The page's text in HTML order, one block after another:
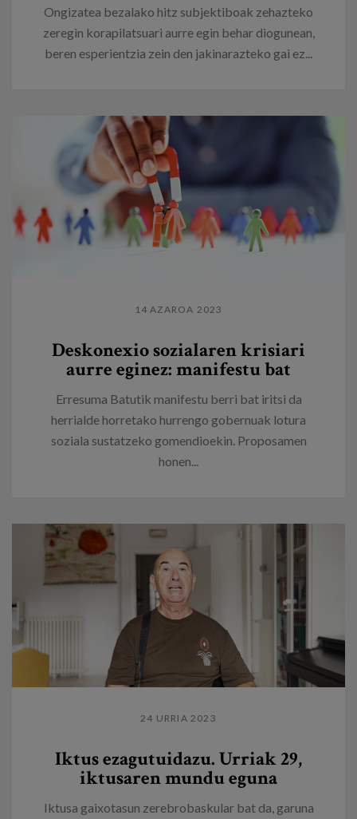
Ongizatea bezalako hitz subjektiboak zehazteko
zeregin korapilatsuari aurre egin behar diogunean,
beren esperientzia zein den jakinarazteko gai ez...
14 AZAROA 2023
Deskonexio sozialaren krisiari
aurre eginez: manifestu bat
Erresuma Batutik manifestu berri bat iritsi da
herrialde horretako hurrengo gobernuak lotura
soziala sustatzeko gomendioekin. Proposamen
honen...
24 URRIA 2023
Iktus ezagutuidazu. Urriak 29,
iktusaren mundu eguna
Iktusa gaixotasun zerebrobaskular bat da, garuna